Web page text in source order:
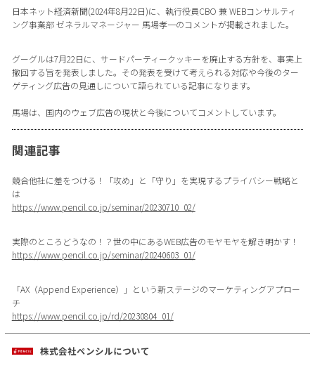
日本ネット経済新聞(2024年8月22日)に、執行役員CBO 兼 WEBコンサルティ
ング事業部 ゼネラルマネージャー 馬場孝一のコメントが掲載されました。
グーグルは7月22日に、サードパーティークッキーを廃止する方針を、事実上
撤回する旨を発表しました。その発表を受けて考えられる対応や今後のター
ゲティング広告の見通しについて語られている記事になります。
馬場は、国内のウェブ広告の現状と今後についてコメントしています。
関連記事
競合他社に差をつける！「攻め」と「守り」を実現するプライバシー戦略と
は
https://www.pencil.co.jp/seminar/20230710_02/
実際のところどうなの！？世の中にあるWEB広告のモヤモヤを解き明かす！
https://www.pencil.co.jp/seminar/20240603_01/
「AX（Append Experience）」という新ステージのマーケティングアプロー
チ
https://www.pencil.co.jp/rd/20230804_01/
株式会社ペンシルについて